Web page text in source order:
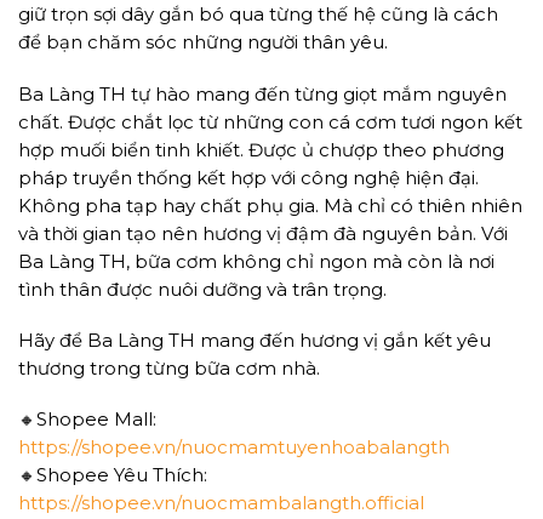
giữ trọn sợi dây gắn bó qua từng thế hệ cũng là cách
để bạn chăm sóc những người thân yêu.
Ba Làng TH tự hào mang đến từng giọt mắm nguyên
chất. Được chắt lọc từ những con cá cơm tươi ngon kết
hợp muối biển tinh khiết. Được ủ chượp theo phương
pháp truyền thống kết hợp với công nghệ hiện đại.
Không pha tạp hay chất phụ gia. Mà chỉ có thiên nhiên
và thời gian tạo nên hương vị đậm đà nguyên bản. Với
Ba Làng TH, bữa cơm không chỉ ngon mà còn là nơi
tình thân được nuôi dưỡng và trân trọng.
Hãy để Ba Làng TH mang đến hương vị gắn kết yêu
thương trong từng bữa cơm nhà.
🔸Shopee Mall:
https://shopee.vn/nuocmamtuyenhoabalangth
🔸Shopee Yêu Thích:
https://shopee.vn/nuocmambalangth.official